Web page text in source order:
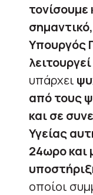
τονίσουμε
Υπουργός
υπάρχει
από τους
και σε
Υγείας
24ωρο και
οποίοι